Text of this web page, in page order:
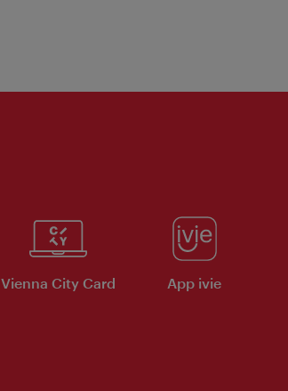
Vienna City Card App ivie